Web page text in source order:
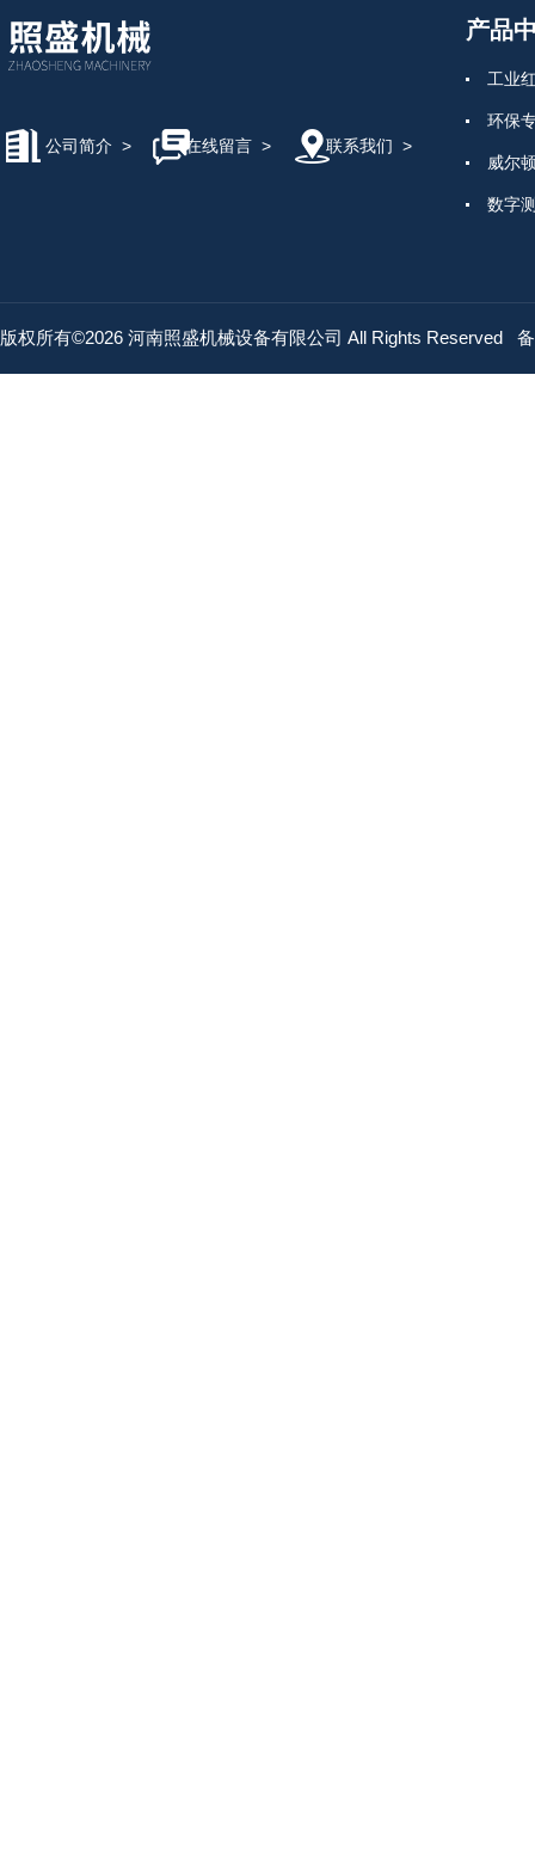
公司简介 > 在线留言 > 联系我们 >
产品
工业
环保
威尔
数字
气动
测温
版权所有©2026 河南照盛机械设备有限公司 All Rights Reserved